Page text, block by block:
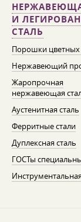
И
СТАЛЬ
Порошки цветных
Нержавеющий
Жаропрочная
нержавеющая
Аустенитная сталь
Ферритные стали
Дуплексная сталь
ГОСТы